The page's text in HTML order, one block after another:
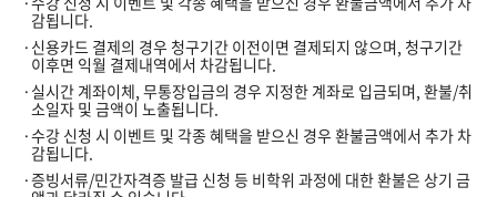
감됩니다.
신용카드 결제의 경우 청구기간 이전이면 결제되지 않으며, 청구기간
이후면 익월 결제내역에서 차감됩니다.
실시간 계좌이체, 무통장입금의 경우 지정한 계좌로 입금되며, 환불/취
소일자 및 금액이 노출됩니다.
수강 신청 시 이벤트 및 각종 혜택을 받으신 경우 환불금액에서 추가 차
감됩니다.
증빙서류/민간자격증 발급 신청 등 비학위 과정에 대한 환불은 상기 금